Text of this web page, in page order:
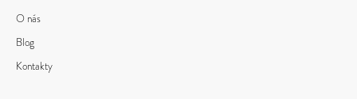
O nás
Blog
Kontakty